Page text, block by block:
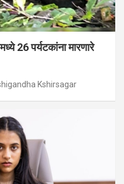
26 पर्यटकांना मारणारे
Kshirsagar